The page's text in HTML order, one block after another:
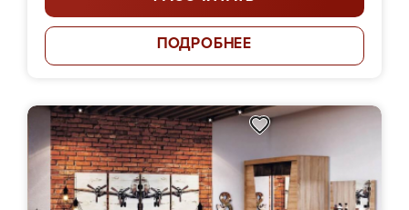
ПОДРОБНЕЕ